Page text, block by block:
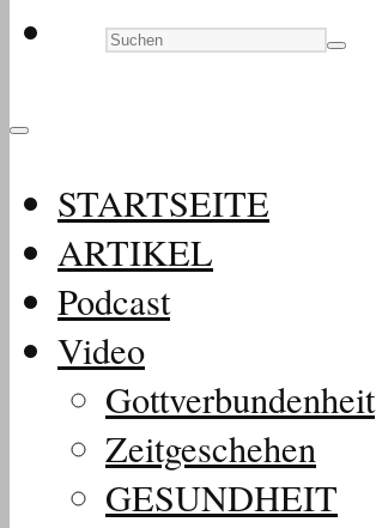
STARTSEITE
ARTIKEL
Podcast
Video
Gottverbundenheit
Zeitgeschehen
GESUNDHEIT